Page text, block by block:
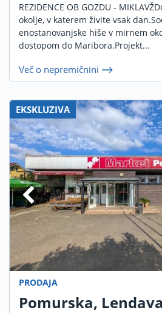
REZIDENCE OB GOZDU -
okolje, v katerem živite vsak
enostanovanjske hiše v mirnem
dostopom do Maribora.Projekt...
Več o nepremičnini
EKSKLUZIVA
PRODAJA
Pomurska, Lendava